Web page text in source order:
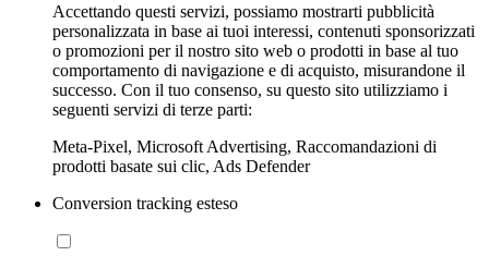
Accettando questi servizi, possiamo mostrarti pubblicità
personalizzata in base ai tuoi interessi, contenuti sponsorizzati
o promozioni per il nostro sito web o prodotti in base al tuo
comportamento di navigazione e di acquisto, misurandone il
successo. Con il tuo consenso, su questo sito utilizziamo i
seguenti servizi di terze parti:
Meta-Pixel, Microsoft Advertising, Raccomandazioni di
prodotti basate sui clic, Ads Defender
Conversion tracking esteso